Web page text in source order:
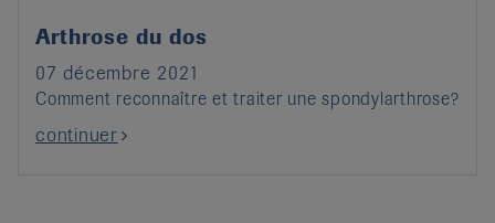
Arthrose du dos
07 décembre 2021
Comment reconnaître et traiter une spondylarthrose?
continuer